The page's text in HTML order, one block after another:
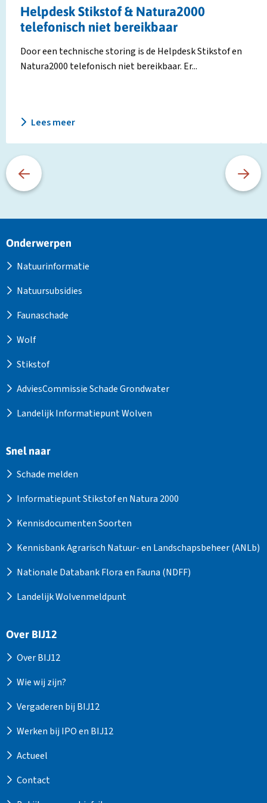
Helpdesk Stikstof & Natura2000
telefonisch niet bereikbaar
Door een technische storing is de Helpdesk Stikstof en
Natura2000 telefonisch niet bereikbaar. Er...
Lees meer
Site
Onderwerpen
Natuurinformatie
Natuursubsidies
Faunaschade
Wolf
Stikstof
AdviesCommissie Schade Grondwater
Landelijk Informatiepunt Wolven
Snel naar
Schade melden
Informatiepunt Stikstof en Natura 2000
Kennisdocumenten Soorten
Kennisbank Agrarisch Natuur- en Landschapsbeheer (ANLb)
Nationale Databank Flora en Fauna (NDFF)
Landelijk Wolvenmeldpunt
Over BIJ12
Over BIJ12
Wie wij zijn?
Vergaderen bij BIJ12
Werken bij IPO en BIJ12
Actueel
Contact